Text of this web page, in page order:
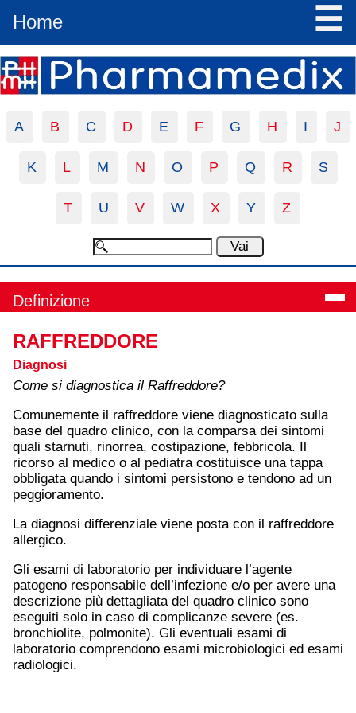
Home ☰
A B C D E F G H I J
K L M N O P Q R S
T U V W X Y Z
Definizione
RAFFREDDORE
Diagnosi
Come si diagnostica il Raffreddore?
Comunemente il raffreddore viene diagnosticato sulla
base del quadro clinico, con la comparsa dei sintomi
quali starnuti, rinorrea, costipazione, febbricola. Il
ricorso al medico o al pediatra costituisce una tappa
obbligata quando i sintomi persistono e tendono ad un
peggioramento.
La diagnosi differenziale viene posta con il raffreddore
allergico.
Gli esami di laboratorio per individuare l’agente
patogeno responsabile dell’infezione e/o per avere una
descrizione più dettagliata del quadro clinico sono
eseguiti solo in caso di complicanze severe (es.
bronchiolite, polmonite). Gli eventuali esami di
laboratorio comprendono esami microbiologici ed esami
radiologici.